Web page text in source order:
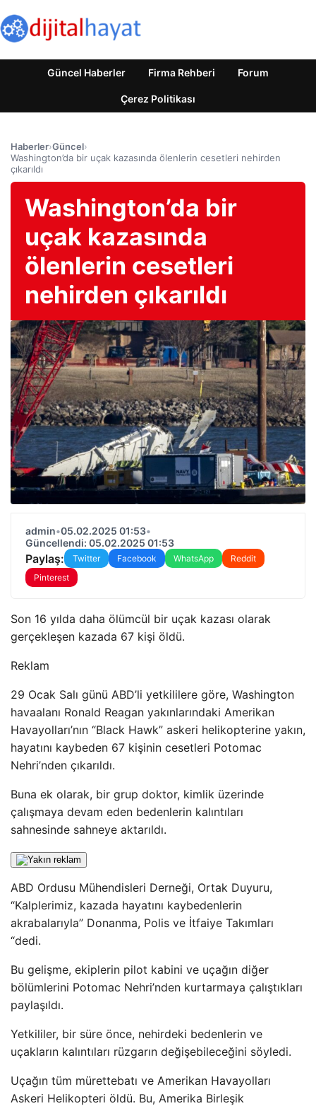
Güncel Haberler Firma Rehberi Forum
Çerez Politikası
Haberler›Güncel›
Washington’da bir uçak kazasında ölenlerin cesetleri nehirden
çıkarıldı
Washington’da bir
uçak kazasında
ölenlerin cesetleri
nehirden çıkarıldı
admin•05.02.2025 01:53•
Güncellendi: 05.02.2025 01:53
Paylaş: Twitter Facebook WhatsApp
Reddit
Pinterest
Son 16 yılda daha ölümcül bir uçak kazası olarak
gerçekleşen kazada 67 kişi öldü.
Reklam
29 Ocak Salı günü ABD’li yetkililere göre, Washington
havaalanı Ronald Reagan yakınlarındaki Amerikan
Havayolları’nın “Black Hawk” askeri helikopterine yakın,
hayatını kaybeden 67 kişinin cesetleri Potomac
Nehri’nden çıkarıldı.
Buna ek olarak, bir grup doktor, kimlik üzerinde
çalışmaya devam eden bedenlerin kalıntıları
sahnesinde sahneye aktarıldı.
ABD Ordusu Mühendisleri Derneği, Ortak Duyuru,
“Kalplerimiz, kazada hayatını kaybedenlerin
akrabalarıyla” Donanma, Polis ve İtfaiye Takımları
“dedi.
Bu gelişme, ekiplerin pilot kabini ve uçağın diğer
bölümlerini Potomac Nehri’nden kurtarmaya çalıştıkları
paylaşıldı.
Yetkililer, bir süre önce, nehirdeki bedenlerin ve
uçakların kalıntıları rüzgarın değişebileceğini söyledi.
Uçağın tüm mürettebatı ve Amerikan Havayolları
Askeri Helikopteri öldü. Bu, Amerika Birleşik